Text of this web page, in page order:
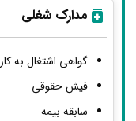
مدارک شغلی
گواهی اشتغال به کار
فیش حقوقی
سابقه بیمه